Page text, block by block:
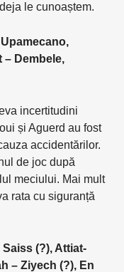
le cunoaștem.
– Dembele,
incertitudini
și Aguerd au fost
accidentărilor.
de joc după
meciului. Mai mult
rata cu siguranță
(?), Attiat-
– Ziyech (?), En